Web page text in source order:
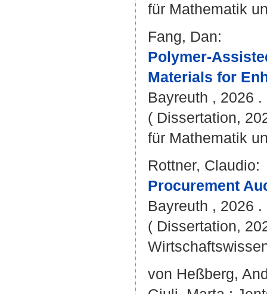
für Mathematik
Fang, Dan:
Polymer-
Materials for
Bayreuth , 2026
( Dissertation,
für Mathematik
Rottner, Claudio:
Procurement
Bayreuth , 2026
( Dissertation,
von Heßberg,